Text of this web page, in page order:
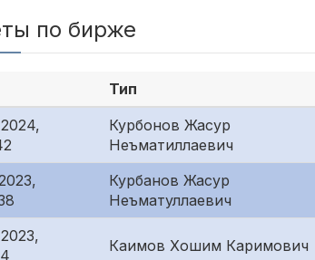
по бирже
Тип
Курбонов Жасур
Неъматиллаевич
Курбанов Жасур
Неъматуллаевич
Каимов Хошим Каримович